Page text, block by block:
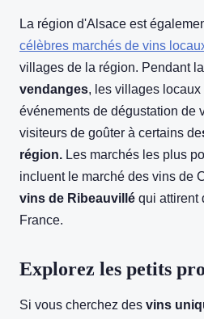
La région d'Alsace est
célèbres marchés de vins
villages de la région. Pendant
vendanges, les villages
événements de dégustation de
visiteurs de goûter à certains de
région. Les marchés les plus
incluent le marché des vins de
vins de Ribeauvillé qui attirent
France.
Explorez les petits
Si vous cherchez des vins